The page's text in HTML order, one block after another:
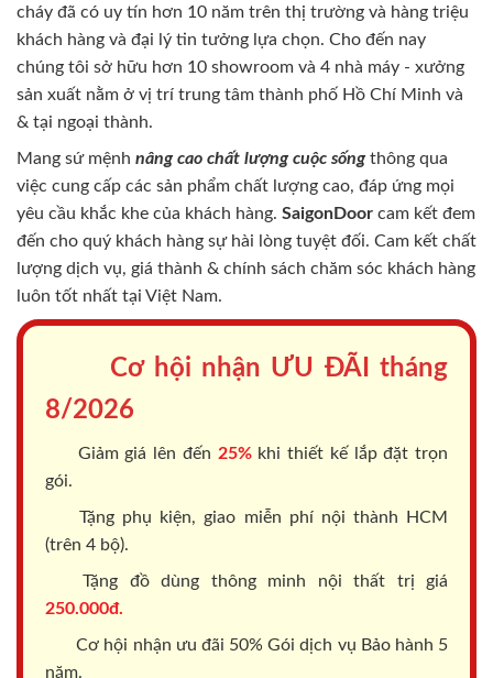
cháy đã có uy tín hơn 10 năm trên thị trường và hàng triệu
khách hàng và đại lý tin tưởng lựa chọn. Cho đến nay
chúng tôi sở hữu hơn 10 showroom và 4 nhà máy - xưởng
sản xuất nằm ở vị trí trung tâm thành phố Hồ Chí Minh và
& tại ngoại thành.
Mang sứ mệnh nâng cao chất lượng cuộc sốngthông qua
việc cung cấp các sản phẩm chất lượng cao, đáp ứng mọi
yêu cầu khắc khe của khách hàng. SaigonDoor cam kết đem
đến cho quý khách hàng sự hài lòng tuyệt đối. Cam kết chất
lượng dịch vụ, giá thành & chính sách chăm sóc khách hàng
luôn tốt nhất tại Việt Nam.
Cơ hội nhận ƯU ĐÃI tháng
8/2026
Giảm giá lên đến 25%khi thiết kế lắp đặt trọn
gói.
Tặng phụ kiện, giao miễn phí nội thành HCM
(trên 4 bộ).
Tặng đồ dùng thông minh nội thất trị giá
250.000đ.
Cơ hội nhận ưu đãi 50% Gói dịch vụ Bảo hành 5
năm.